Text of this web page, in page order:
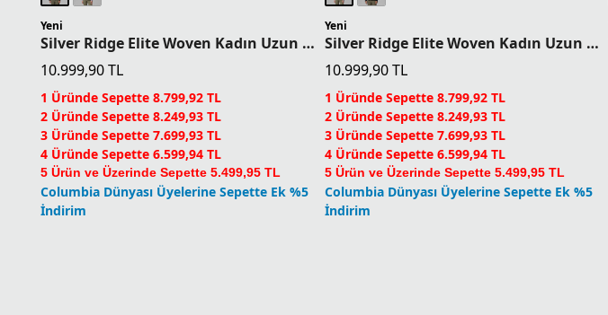
1 Üründe Sepette 8.799,92 TL
2 Üründe Sepette 8.249,93 TL
3 Üründe Sepette 7.699,93 TL
4 Üründe Sepette 6.599,94 TL
5 Ürün ve Üzerinde Sepette 5.499,95 TL
Columbia Dünyası Üyelerine Sepette Ek %5
İndirim
1 Üründe Sepette 8.799,92 TL
2 Üründe Sepette 8.249,93 TL
3 Üründe Sepette 7.699,93 TL
4 Üründe Sepette 6.599,94 TL
5 Ürün ve Üzerinde Sepette 5.499,95 TL
Columbia Dünyası Üyelerine Sepette Ek %5
İndirim